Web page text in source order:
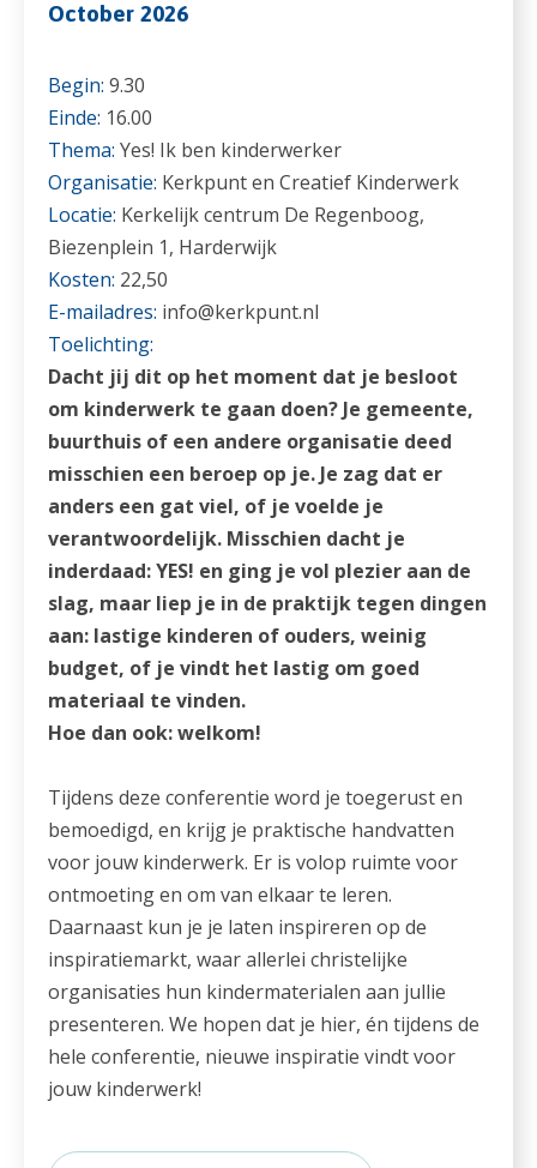
October 2026
Begin: 9.30
Einde: 16.00
Thema: Yes! Ik ben kinderwerker
Organisatie: Kerkpunt en Creatief Kinderwerk
Locatie: Kerkelijk centrum De Regenboog,
Biezenplein 1, Harderwijk
Kosten: 22,50
E-mailadres: info@kerkpunt.nl
Toelichting:
Dacht jij dit op het moment dat je besloot
om kinderwerk te gaan doen? Je gemeente,
buurthuis of een andere organisatie deed
misschien een beroep op je. Je zag dat er
anders een gat viel, of je voelde je
verantwoordelijk. Misschien dacht je
inderdaad: YES! en ging je vol plezier aan de
slag, maar liep je in de praktijk tegen dingen
aan: lastige kinderen of ouders, weinig
budget, of je vindt het lastig om goed
materiaal te vinden.
Hoe dan ook: welkom!
Tijdens deze conferentie word je toegerust en
bemoedigd, en krijg je praktische handvatten
voor jouw kinderwerk. Er is volop ruimte voor
ontmoeting en om van elkaar te leren.
Daarnaast kun je je laten inspireren op de
inspiratiemarkt, waar allerlei christelijke
organisaties hun kindermaterialen aan jullie
presenteren. We hopen dat je hier, én tijdens de
hele conferentie, nieuwe inspiratie vindt voor
jouw kinderwerk!